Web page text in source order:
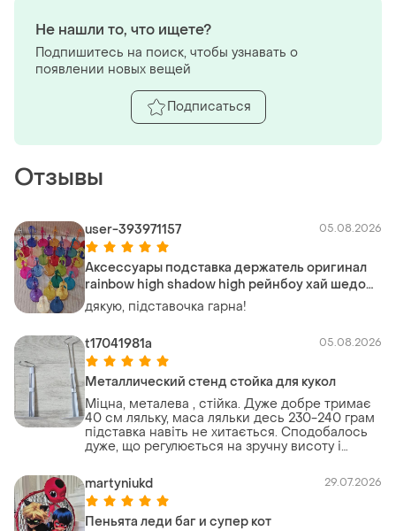
Отзывы
user-393971157 05.08.2026
Аксессуары подставка держатель оригинал
rainbow high shadow high рейнбоу хай шедо
хай
дякую, підставочка гарна!
t17041981a 05.08.2026
Металлический стенд стойка для кукол
Міцна, металева , стійка. Дуже добре тримає
40 см ляльку, маса ляльки десь 230-240 грам
підставка навіть не хитається. Сподобалось
дуже, що регулюється на зручну висоту і
пози ляльки. Продавець відповідальний ,
відразу вийшла на звʼязок , допомогла
правильно оформити , на прохання відразу
відправила додаткові фото .
martyniukd 29.07.2026
Пеньята леди баг и супер кот
Не нашли то, что ищете?
Подпишитесь на поиск, чтобы узнавать о
появлении новых вещей
Подписаться